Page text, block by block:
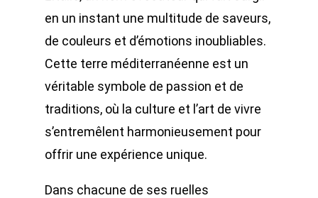
en un instant une multitude de saveurs,
de couleurs et d’émotions inoubliables.
Cette terre méditerranéenne est un
véritable symbole de passion et de
traditions, où la culture et l’art de vivre
s’entremêlent harmonieusement pour
offrir une expérience unique.
Dans chacune de ses ruelles